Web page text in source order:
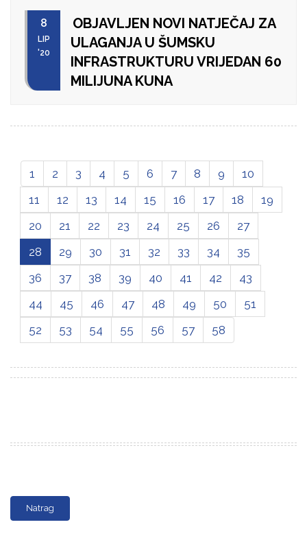
8
LIP
'20
OBJAVLJEN NOVI NATJEČAJ ZA
ULAGANJA U ŠUMSKU
INFRASTRUKTURU VRIJEDAN 60
MILIJUNA KUNA
1 2 3 4 5 6 7 8 9
10
11
12 13 14 15 16 17 18
19
20
21 22 23 24 25 26
27
28
29 30 31 32 33 34
35
36
37 38 39 40 41 42
43
44
45 46 47 48 49 50
51
52
53 54 55 56 57 58
Natrag